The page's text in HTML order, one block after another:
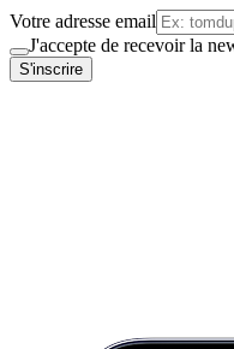
Votre adresse email
J'accepte de recevoir la
S'inscrire